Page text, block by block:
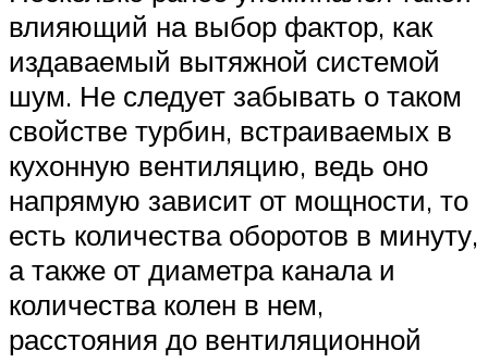
влияющий на выбор фактор, как
издаваемый вытяжной системой
шум. Не следует забывать о таком
свойстве турбин, встраиваемых в
кухонную вентиляцию, ведь оно
напрямую зависит от мощности, то
есть количества оборотов в минуту,
а также от диаметра канала и
количества колен в нем,
расстояния до вентиляционной